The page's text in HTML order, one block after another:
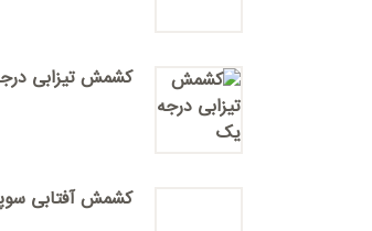
کشمش تیزابی
کشمش آفتابی